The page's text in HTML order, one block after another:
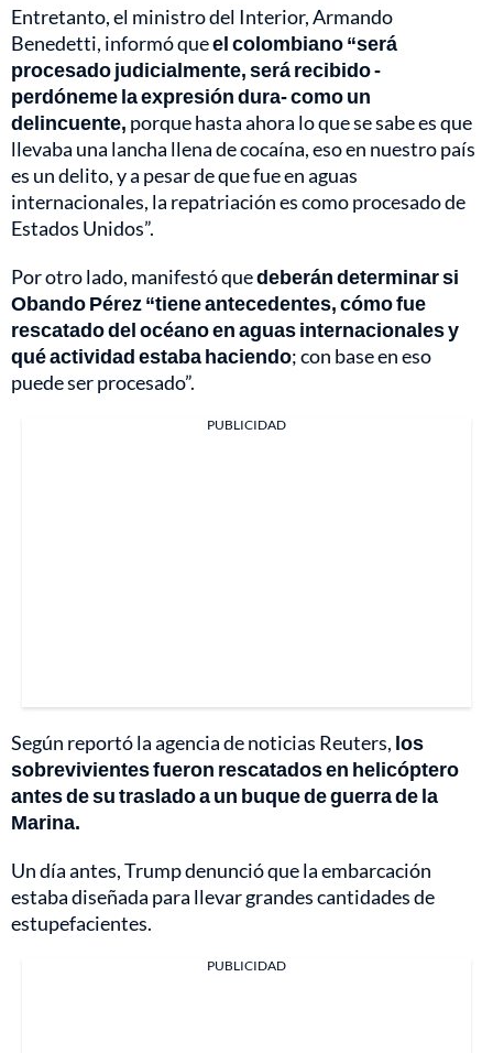
Entretanto, el ministro del Interior, Armando
Benedetti, informó queel colombiano “será
procesado judicialmente, será recibido -
perdóneme la expresión dura- como un
delincuente, porque hasta ahora lo que se sabe es que
llevaba una lancha llena de cocaína, eso en nuestro país
es un delito, y a pesar de que fue en aguas
internacionales, la repatriación es como procesado de
Estados Unidos”.
Por otro lado, manifestó quedeberán determinar si
Obando Pérez “tiene antecedentes, cómo fue
rescatado del océano en aguas internacionales y
qué actividad estaba haciendo; con base en eso
puede ser procesado”.
PUBLICIDAD
Según reportó la agencia de noticias Reuters, los
sobrevivientes fueron rescatados en helicóptero
antes de su traslado a un buque de guerra de la
Marina.
Un día antes, Trump denunció que la embarcación
estaba diseñada para llevar grandes cantidades de
estupefacientes.
PUBLICIDAD